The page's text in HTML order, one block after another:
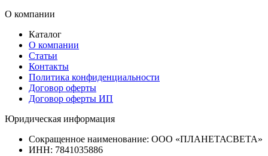
О компании
Каталог
О компании
Статьи
Контакты
Политика конфиденциальности
Договор оферты
Договор оферты ИП
Юридическая информация
Сокращенное наименование: ООО «ПЛАНЕТАСВЕТА»
ИНН: 7841035886